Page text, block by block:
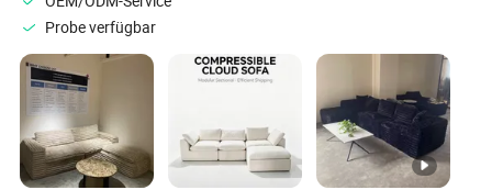
Probe verfügbar